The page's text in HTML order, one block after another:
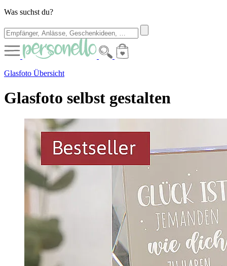
Was suchst du?
Glasfoto Übersicht
Glasfoto selbst gestalten